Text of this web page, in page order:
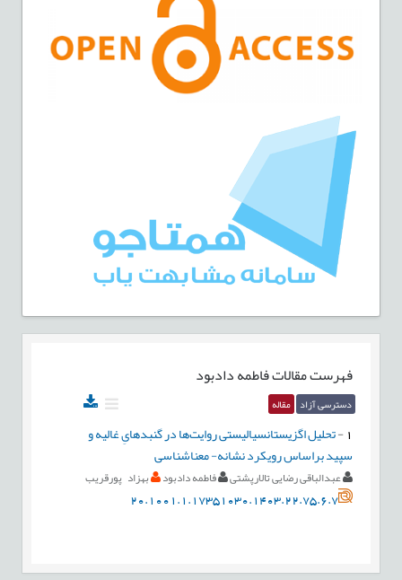
فهرست مقالاتفاطمه دادبود
دسترسی آزاد مقاله
-تحلیل اگزیستانسیالیستی روایت‌ها در گنبدهایِ غالیه و
سپید براساس رویکرد نشانه- معناشناسی
عبدالباقی رضایی تالارپشتی فاطمه دادبود بهزاد پورقریب
20.1001.1.17351030.1403.22.75.6.7